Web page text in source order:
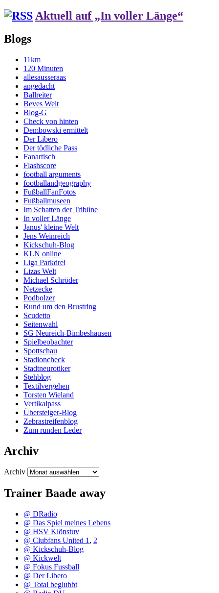
Aktuell auf „In voller Länge“
Blogs
11km
120 Minuten
allesausseraas
angedacht
Ballreiter
Beves Welt
Blog-G
Check von hinten
Dembowski ermittelt
Der Libero
Der tödliche Pass
Fanartisch
Flashscore
football arguments
footballandgeography
FußballFanFotos
Fußballmuseen
Im Schatten der Tribüne
In voller Länge
Janus' kleine Welt
Jens Weinreich
Kickschuh-Blog
KLN online
Liga Parkdrei
Lizas Welt
Michael Schröder
Netzecke
Podbolzer
Rund um den Brustring
Scudetto
Seitenwahl
SG Neureich-Bimbeshausen
Spielbeobachter
Spottschau
Stadioncheck
Stadtneurotiker
Stehblog
Textilvergehen
Torsten Wieland
Vertikalpass
Übersteiger-Blog
Zebrastreifenblog
Zum runden Leder
Archiv
Archiv
Trainer Baade away
@ DRadio
@ Das Spiel meines Lebens
@ HSV Klönstuv
@ Clubfans United 1 , 2
@ Kickschuh-Blog
@ Kickwelt
@ Fokus Fussball
@ Der Libero
@ Total beglubbt